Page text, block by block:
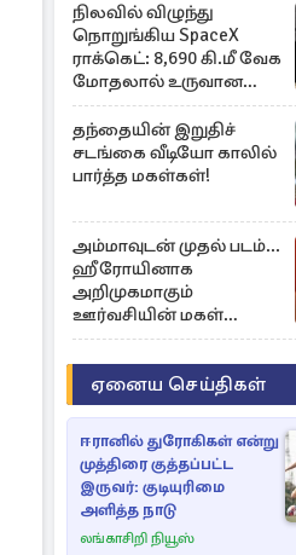
நிலவில் விழுந்து
நொறுங்கிய SpaceX
ராக்கெட்: 8,690 கி.மீ வேக
மோதலால் உருவான
புதிய பள்ளம்!
தந்தையின் இறுதிச்
சடங்கை வீடியோ காலில்
பார்த்த மகள்கள்!
அம்மாவுடன் முதல் படம்...
ஹீரோயினாக
அறிமுகமாகும்
ஊர்வசியின் மகள்
தேஜலட்சுமி!
ஏனைய செய்திகள்
ஈரானில் துரோகிகள் என்று
முத்திரை குத்தப்பட்ட
இருவர்: குடியுரிமை
அளித்த நாடு
லங்காசிறி நியூஸ்